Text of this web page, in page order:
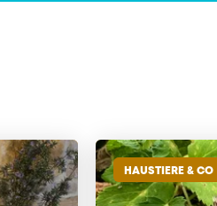
HAUSTIERE & CO